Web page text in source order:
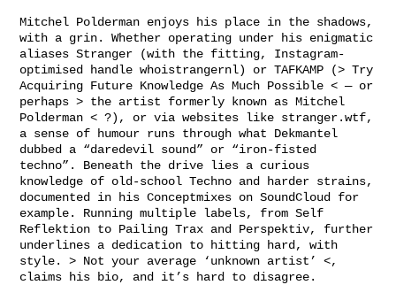
Mitchel Polderman enjoys his place in the shadows,
with a grin. Whether operating under his enigmatic
aliases Stranger (with the fitting, Instagram-
optimised handle whoistrangernl) or TAFKAMP (> Try
Acquiring Future Knowledge As Much Possible < — or
perhaps > the artist formerly known as Mitchel
Polderman < ?), or via websites like stranger.wtf,
a sense of humour runs through what Dekmantel
dubbed a “daredevil sound” or “iron-fisted
techno”. Beneath the drive lies a curious
knowledge of old-school Techno and harder strains,
documented in his Conceptmixes on SoundCloud for
example. Running multiple labels, from Self
Reflektion to Pailing Trax and Perspektiv, further
underlines a dedication to hitting hard, with
style. > Not your average ‘unknown artist’ <,
claims his bio, and it’s hard to disagree.